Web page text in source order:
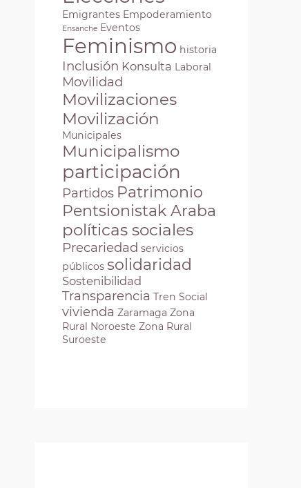
Emigrantes Empoderamiento
Ensanche Eventos
Feminismo historia
Inclusión Konsulta Laboral
Movilidad
Movilizaciones
Movilización
Municipales
Municipalismo
participación
Partidos Patrimonio
Pentsionistak Araba
políticas sociales
Precariedad servicios
públicos solidaridad
Sostenibilidad
Transparencia Tren Social
vivienda Zaramaga Zona
Rural Noroeste Zona Rural
Suroeste